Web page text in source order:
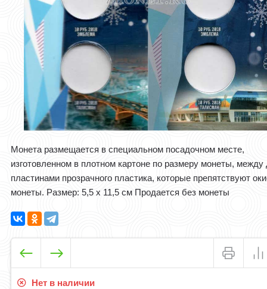
Монета размещается в специальном посадочном месте,
изготовленном в плотном картоне по размеру монеты, между
пластинами прозрачного пластика, которые препятствуют
монеты. Размер: 5,5 х 11,5 см Продается без монеты
Нет в наличии